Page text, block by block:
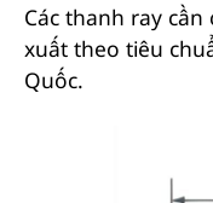
Các thanh ray
xuất theo tiêu
Quốc.